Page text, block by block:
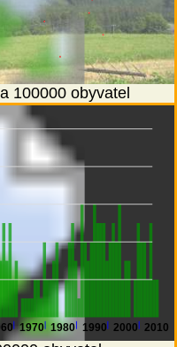
100000 obyvatel
1970 1980 1990 2000 2010